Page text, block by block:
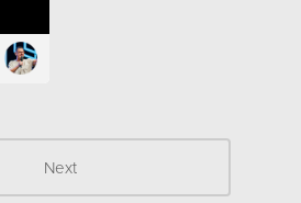
Next